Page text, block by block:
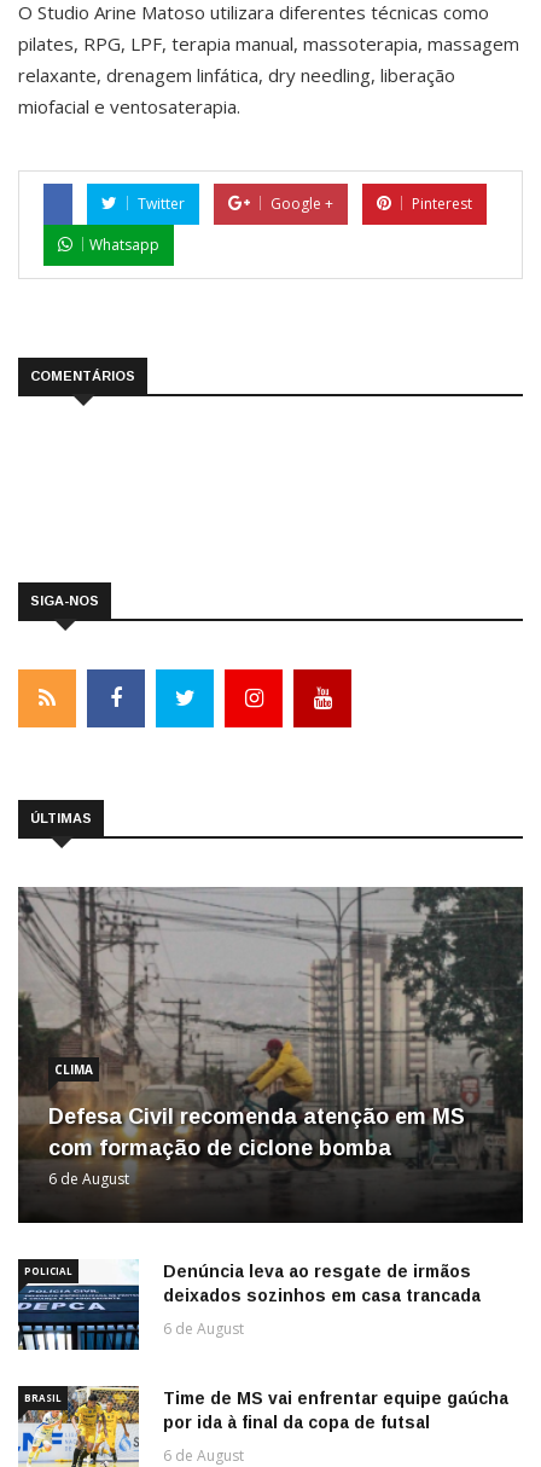
O Studio Arine Matoso utilizara diferentes técnicas como
pilates, RPG, LPF, terapia manual, massoterapia, massagem
relaxante, drenagem linfática, dry needling, liberação
miofacial e ventosaterapia.
Twitter Google +
Pinterest
Whatsapp
COMENTÁRIOS
SIGA-NOS
ÚLTIMAS
CLIMA
Defesa Civil recomenda atenção em MS
com formação de ciclone bomba
6 de August
POLICIAL
Denúncia leva ao resgate de irmãos
deixados sozinhos em casa trancada
6 de August
BRASIL
Time de MS vai enfrentar equipe gaúcha
por ida à final da copa de futsal
6 de August